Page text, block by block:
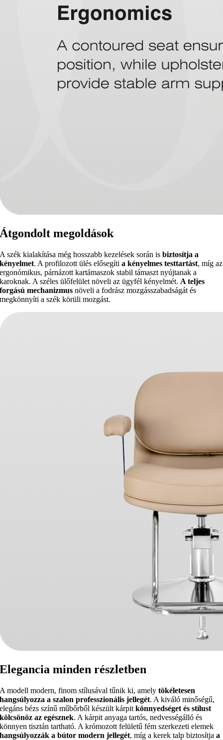
Átgondolt megoldások
A szék kialakítása még hosszabb kezelések során isbiztosítja a
kényelmet. A profilozott ülés elősegítia kényelmes testtartást, míg az
ergonómikus, párnázott kartámaszok stabil támaszt nyújtanak a
karoknak. A széles ülőfelület növeli az ügyfél kényelmét. A teljes
forgású mechanizmus növeli a fodrász mozgásszabadságát és
megkönnyíti a szék körüli mozgást.
Elegancia minden részletben
A modell modern, finom stílusával tűnik ki, amely tökéletesen
hangsúlyozza a szalon professzionális jellegét. A kiváló minőségű,
elegáns bézs színű műbőrből készült kárpitkönnyedséget és stílust
kölcsönöz az egésznek. A kárpit anyaga tartós, nedvességálló és
könnyen tisztán tartható. A krómozott felületű fém szerkezeti elemek
hangsúlyozzák a bútor modern jellegét, míg a kerek talp biztosítjaa